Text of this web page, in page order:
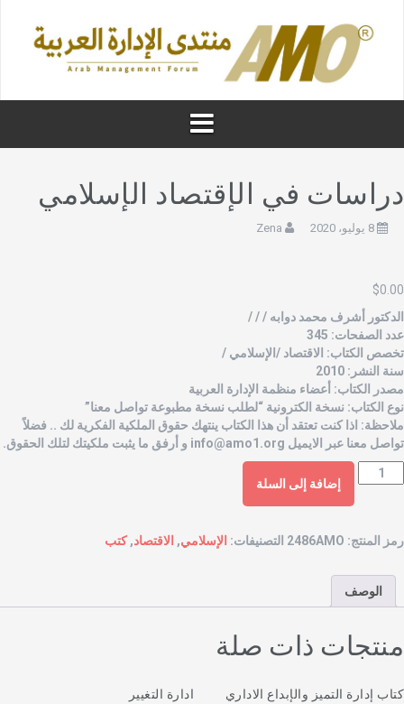
في الإقتصاد الإسلامي
8 يوليو، 2020 Zena
$
أشرف محمد دوابه / / /
الصفحات: 345
الكتاب: الاقتصاد /الإسلامي /
النشر: 2010
الكتاب: أعضاء منظمة الإدارة العربية
الكتاب: نسخة الكترونية “لطلب نسخة مطبوعة تواصل معنا”
اذا كنت تعتقد أن هذا الكتاب ينتهك حقوق الملكية الفكرية لك .. فضلاً
معنا عبر الايميل info@amo1.orgو أرفق ما يثبت ملكيتك لتلك الحقوق.
إضافة إلى السلة
المنتج: 2486AMO التصنيفات: الإسلامي , الاقتصاد,كتب
الوصف
ذات صلة
إدارة التميز والإبداع الاداري ادارة التغيير